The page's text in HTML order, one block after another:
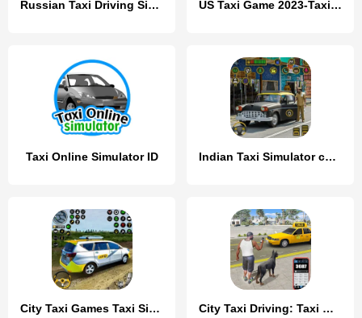
Russian Taxi Driving Simulator US Taxi Game 2023-Taxi Driver
Taxi Online Simulator ID Indian Taxi Simulator car Game
City Taxi Games Taxi Simulator City Taxi Driving: Taxi Games